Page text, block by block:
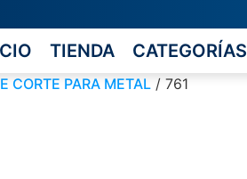
TIENDA CATEGORÍAS
CORTE PARA METAL / 761